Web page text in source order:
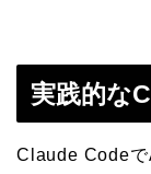
実践的な
Claude Codeで